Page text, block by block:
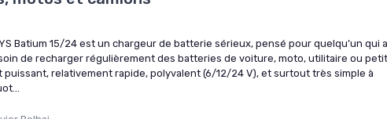
Batium 15/24 est un chargeur de batterie sérieux, pensé pour quelqu’un qui a
de recharger régulièrement des batteries de voiture, moto, utilitaire ou petit
puissant, relativement rapide, polyvalent (6/12/24 V), et surtout très simple à